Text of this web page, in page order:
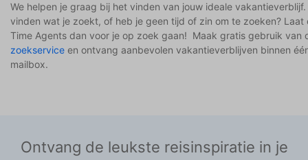
We helpen je graag bij het vinden van jouw ideale vakantieverblijf.
vinden wat je zoekt, of heb je geen tijd of zin om te zoeken? Laat
Time Agents dan voor je op zoek gaan! Maak gratis gebruik van
zoekservice en ontvang aanbevolen vakantieverblijven binnen
mailbox.
Ontvang de leukste reisinspiratie in je